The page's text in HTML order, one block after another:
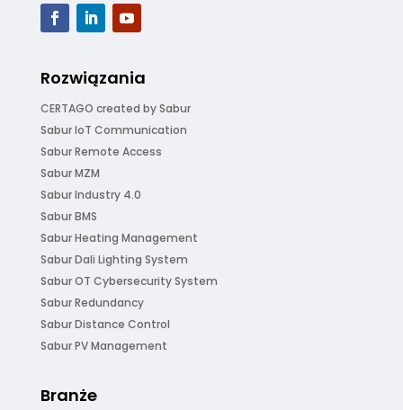
Rozwiązania
CERTAGO created by Sabur
Sabur IoT Communication
Sabur Remote Access
Sabur MZM
Sabur Industry 4.0
Sabur BMS
Sabur Heating Management
Sabur Dali Lighting System
Sabur OT Cybersecurity System
Sabur Redundancy
Sabur Distance Control
Sabur PV Management
Branże